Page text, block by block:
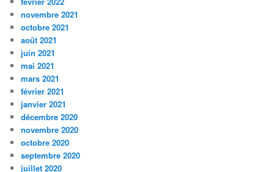
novembre 2021
octobre 2021
août 2021
juin 2021
mai 2021
mars 2021
février 2021
janvier 2021
décembre 2020
novembre 2020
octobre 2020
septembre 2020
juillet 2020